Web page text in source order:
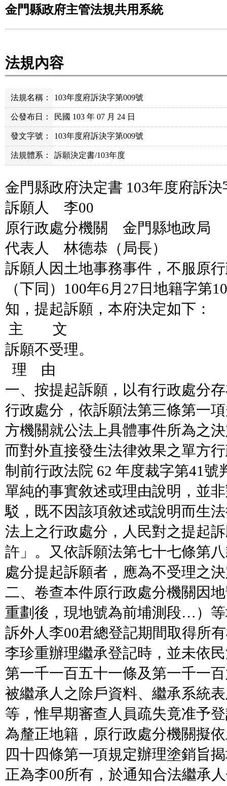
金門縣政府主管法規共用系統
法規內容
法規名稱： 103年度府訴決字第009號
公發布日： 民國 103 年 07 月 24 日
發文字號： 103年度府訴決字第009號
法規體系： 訴願決定書/103年度
金門縣政府決定書 103年度府訴決
訴願人 李00
原行政處分機關 金門縣地政局
代表人 林德恭（局長）
訴願人因土地事務事件，不服原
（下同）100年6月27日地籍字第
知，提起訴願，本府決定如下：
主 文
訴願不受理。
理 由
一、按提起訴願，以有行政處分
行政處分，依訴願法第三條第一
方機關就公法上具體事件所為之
而對外直接發生法律效果之單方
制前行政法院 62 年度裁字第41號
單純的事實敘述或理由說明，並
駁，既不因該項敘述或說明而生
法上之行政處分，人民對之提起
許」。又依訴願法第七十七條第
處分提起訴願者，應為不受理之
二、卷查本件原行政處分機關因
重劃後，現地號為前埔測段…）
訴外人李00君總登記期間取得所
李珍重辦理繼承登記時，並未依
第一千一百五十一條及第一千一
被繼承人之除戶資料、繼承系統
等，惟早期審查人員疏失竟准予
為釐正地籍，原行政處分機關擬
四十四條第一項規定辦理塗銷旨
正為李00所有，於通知合法繼承